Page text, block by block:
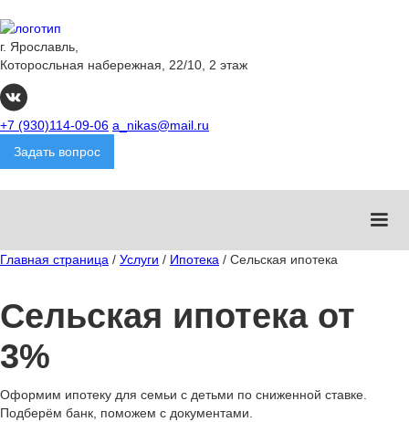
г. Ярославль,
Которосльная набережная, 22/10, 2 этаж
+7 (930)114-09-06 a_nikas@mail.ru
Задать вопрос
Главная страница / Услуги / Ипотека / Сельская ипотека
Сельская ипотека от
3%
Оформим ипотеку для семьи с детьми по сниженной ставке.
Подберём банк, поможем с документами.